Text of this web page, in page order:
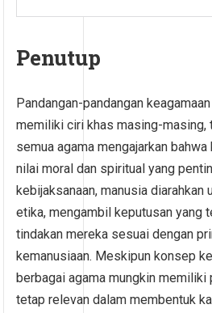
Penutup
Pandangan-pandangan
memiliki ciri khas masing-masing,
semua agama mengajarkan
nilai moral dan spiritual yang
kebijaksanaan, manusia diarahkan
etika, mengambil keputusan yang
tindakan mereka sesuai dengan
kemanusiaan. Meskipun konsep
berbagai agama mungkin
tetap relevan dalam membentuk